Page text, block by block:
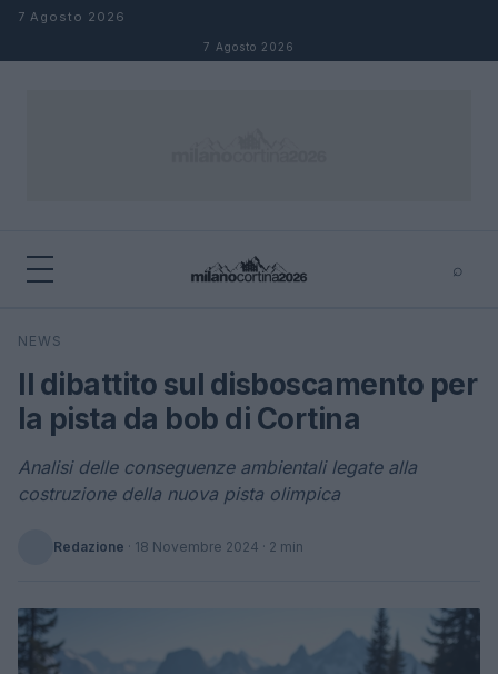
Salta al contenuto
7 Agosto 2026
7 Agosto 2026
⌕
Cerca
NEWS
Il dibattito sul disboscamento per
la pista da bob di Cortina
Analisi delle conseguenze ambientali legate alla
costruzione della nuova pista olimpica
Redazione · 18 Novembre 2024 · 2 min